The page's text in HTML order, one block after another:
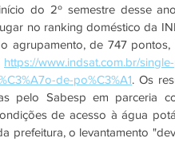
do 2º semestre desse
no ranking doméstico da
agrupamento, de 747
https://www.indsat.com.br/
de-po%C3%A1. Os
pelo Sabesp em parceria
de acesso à água
prefeitura, o levantamento